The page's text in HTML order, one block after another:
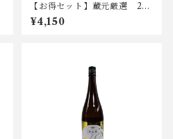
【お得セット】蔵元厳選 2本
セット
¥4,150